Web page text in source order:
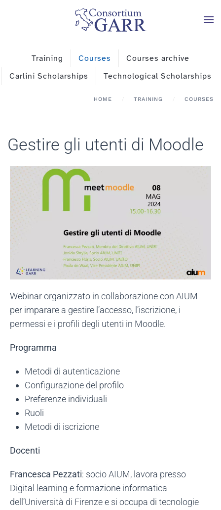
Skip to main content
Training Courses
Courses archive
Carlini Scholarships
Technological Scholarships
HOME TRAINING COURSES
Gestire gli utenti di Moodle
Webinar organizzato in collaborazione con AIUM
per imparare a gestire l’accesso, l’iscrizione, i
permessi e i profili degli utenti in Moodle.
Programma
Metodi di autenticazione
Configurazione del profilo
Preferenze individuali
Ruoli
Metodi di iscrizione
Docenti
Francesca Pezzati: socio AIUM, lavora presso
Digital learning e formazione informatica
dell’Università di Firenze e si occupa di tecnologie